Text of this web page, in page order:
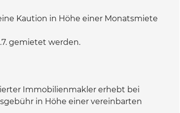
Kaution in Höhe einer Monatsmiete
gemietet werden.
Immobilienmakler erhebt bei
in Höhe einer vereinbarten